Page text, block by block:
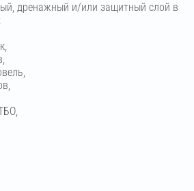
дренажный и/или защитный слой в